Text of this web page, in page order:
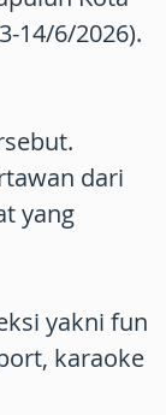
14/6/2026).
dari
yang
yakni fun
karaoke